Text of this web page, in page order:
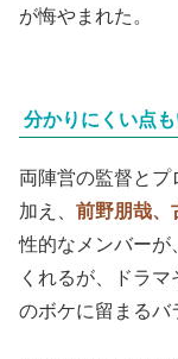
が悔やまれた。
分かりにくい点
両陣営の監督とプ
加え、 前野朋哉、
性的なメンバーが
くれるが、ドラ
のボケに留まるバ